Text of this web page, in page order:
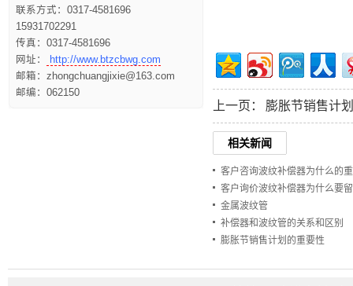
上一页： 膨胀节销售计
相关新闻
客户咨询波纹补偿器为什么的
客户询价波纹补偿器为什么要
金属波纹管
补偿器和波纹管的关系和区别
膨胀节销售计划的重要性
联系方式：0317-4581696
15931702291
传真：0317-4581696
网址：
http://www.btzcbwg.com
邮箱：zhongchuangjixie@163.com
邮编：062150